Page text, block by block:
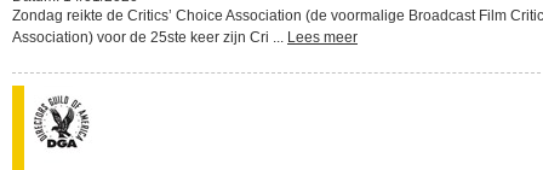
Zondag reikte de Critics’ Choice Association (de voormalige Broadcast Film
Association) voor de 25ste keer zijn Cri ... Lees meer